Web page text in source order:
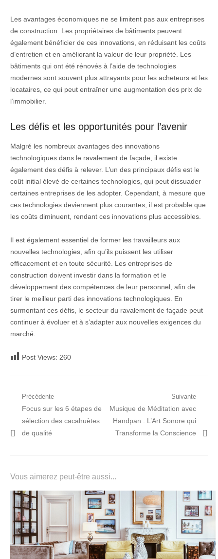
Les avantages économiques ne se limitent pas aux entreprises
de construction. Les propriétaires de bâtiments peuvent
également bénéficier de ces innovations, en réduisant les coûts
d’entretien et en améliorant la valeur de leur propriété. Les
bâtiments qui ont été rénovés à l’aide de technologies
modernes sont souvent plus attrayants pour les acheteurs et les
locataires, ce qui peut entraîner une augmentation des prix de
l’immobilier.
Les défis et les opportunités pour l’avenir
Malgré les nombreux avantages des innovations
technologiques dans le ravalement de façade, il existe
également des défis à relever. L’un des principaux défis est le
coût initial élevé de certaines technologies, qui peut dissuader
certaines entreprises de les adopter. Cependant, à mesure que
ces technologies deviennent plus courantes, il est probable que
les coûts diminuent, rendant ces innovations plus accessibles.
Il est également essentiel de former les travailleurs aux
nouvelles technologies, afin qu’ils puissent les utiliser
efficacement et en toute sécurité. Les entreprises de
construction doivent investir dans la formation et le
développement des compétences de leur personnel, afin de
tirer le meilleur parti des innovations technologiques. En
surmontant ces défis, le secteur du ravalement de façade peut
continuer à évoluer et à s’adapter aux nouvelles exigences du
marché.
Post Views: 260
Navigation
l’article
Précédente
Post
précédent:
Focus sur les 6 étapes de
sélection des cacahuètes
de qualité
Suivante
Prochain
article:
Musique de Méditation avec
Handpan : L’Art Sonore qui
Transforme la Conscience
Vous aimerez peut-être aussi...